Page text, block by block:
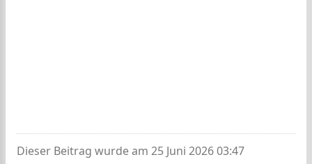
Dieser Beitrag wurde am 25 Juni 2026 03:47